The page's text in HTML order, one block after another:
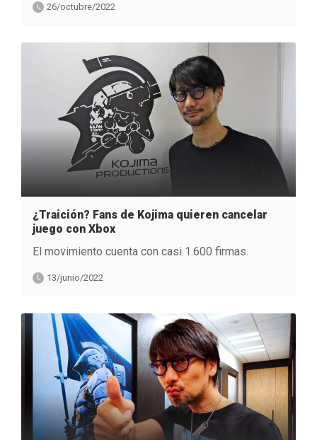
26/octubre/2022
¿Traición? Fans de Kojima quieren cancelar
juego con Xbox
El movimiento cuenta con casi 1.600 firmas.
13/junio/2022